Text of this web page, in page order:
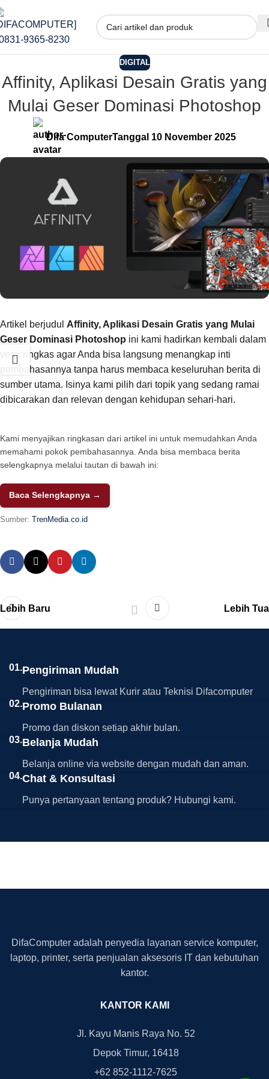
DIGITAL
Affinity, Aplikasi Desain Gratis yang
Mulai Geser Dominasi Photoshop
Difa ComputerTanggal 10 November 2025
Artikel berjudul Affinity, Aplikasi Desain Gratis yang Mulai
Geser Dominasi Photoshop ini kami hadirkan kembali dalam
versi ringkas agar Anda bisa langsung menangkap inti
pembahasannya tanpa harus membaca keseluruhan berita di
sumber utama. Isinya kami pilih dari topik yang sedang ramai
dibicarakan dan relevan dengan kehidupan sehari-hari.
Kami menyajikan ringkasan dari artikel ini untuk memudahkan Anda
memahami pokok pembahasannya. Anda bisa membaca berita
selengkapnya melalui tautan di bawah ini:
Baca Selengkapnya →
Sumber: TrenMedia.co.id
Lebih Baru Lebih Tua
01.Pengiriman Mudah
Pengiriman bisa lewat Kurir atau Teknisi Difacomputer
02.Promo Bulanan
Promo dan diskon setiap akhir bulan.
03.Belanja Mudah
Belanja online via website dengan mudah dan aman.
04.Chat & Konsultasi
Punya pertanyaan tentang produk? Hubungi kami.
DifaComputer adalah penyedia layanan service komputer,
laptop, printer, serta penjualan aksesoris IT dan kebutuhan
kantor.
KANTOR KAMI
Jl. Kayu Manis Raya No. 52
Depok Timur, 16418
+62 852-1112-7625